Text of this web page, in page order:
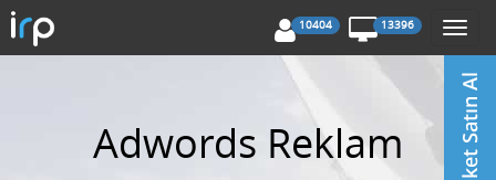
10404 13396
Adwords Reklam